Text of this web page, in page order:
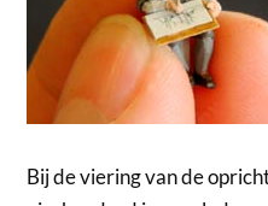
Bij de viering van de